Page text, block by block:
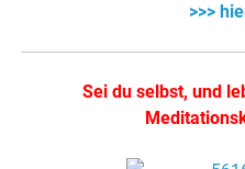
>>>
Sei du selbst, und